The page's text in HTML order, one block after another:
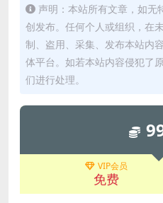
声明：本站所有文章，如无
创发布。任何个人或组织，在
制、盗用、采集、发布本站内
体平台。如若本站内容侵犯了
们进行处理。
VIP会员
免费